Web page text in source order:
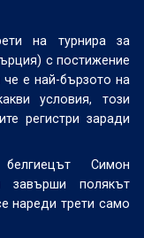
на турнира за
с постижение
е най-бързото на
условия, този
регистри заради
Симон
завърши полякът
нареди трети само